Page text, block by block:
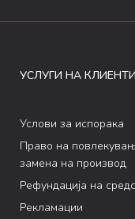
УСЛУГИ НА
Услови за испорака
Право на
замена на производ
Рефундација на
Рекламации